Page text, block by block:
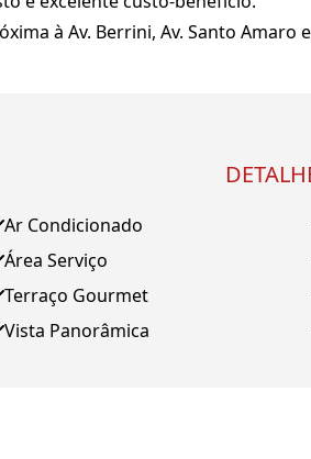
à Av. Berrini, Av. Santo
Ar Condicionado
Área Serviço
Terraço Gourmet
Vista Panorâmica